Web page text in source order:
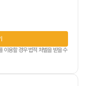
이용할 경우 법적 처벌을 받을 수